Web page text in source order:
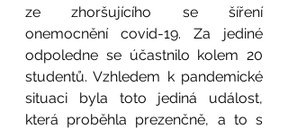
ze zhoršujícího se šíření
onemocnění covid-19. Za jediné
odpoledne se účastnilo kolem 20
studentů. Vzhledem k pandemické
situaci byla toto jediná událost,
která proběhla prezenčně, a to s